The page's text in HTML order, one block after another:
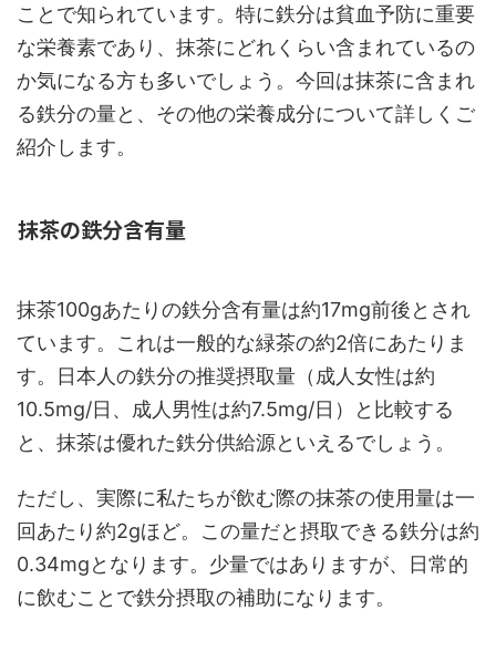
ことで知られています。特に鉄分は貧血予防に重要
な栄養素であり、抹茶にどれくらい含まれているの
か気になる方も多いでしょう。今回は抹茶に含まれ
る鉄分の量と、その他の栄養成分について詳しくご
紹介します。
抹茶の鉄分含有量
抹茶100gあたりの鉄分含有量は約17mg前後とされ
ています。これは一般的な緑茶の約2倍にあたりま
す。日本人の鉄分の推奨摂取量（成人女性は約
10.5mg/日、成人男性は約7.5mg/日）と比較する
と、抹茶は優れた鉄分供給源といえるでしょう。
ただし、実際に私たちが飲む際の抹茶の使用量は一
回あたり約2gほど。この量だと摂取できる鉄分は約
0.34mgとなります。少量ではありますが、日常的
に飲むことで鉄分摂取の補助になります。